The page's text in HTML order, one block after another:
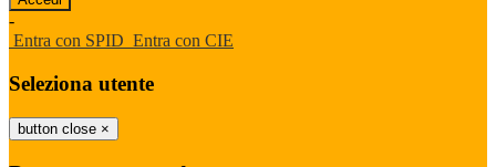
-
Entra con SPID Entra con CIE
Seleziona utente
button close ×